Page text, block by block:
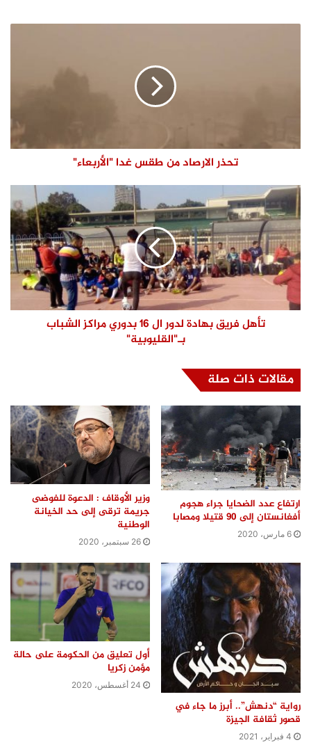
تحذر الارصاد من طقس غدا "الأربعاء"
تأهل فريق بهادة لدور ال 16 بدوري مراكز الشباب
بـ"القليوبية"
مقالات ذات صلة
ارتفاع عدد الضحايا جراء هجوم
أفغانستان إلى 90 قتيلا ومصابا
6 مارس، 2020
وزير الأوقاف : الدعوة للفوضى
جريمة ترقى إلى حد الخيانة
الوطنية
26 سبتمبر، 2020
رواية “دنهش”.. أبرز ما جاء في
قصور ثقافة الجيزة
4 فبراير، 2021
أول تعليق من الحكومة على حالة
مؤمن زكريا
24 أغسطس، 2020